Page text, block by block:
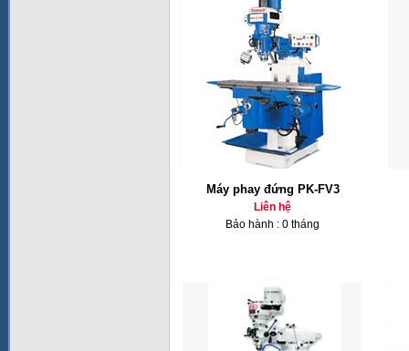
Máy phay đứng PK-FV3
Liên hệ
Bảo hành : 0 tháng